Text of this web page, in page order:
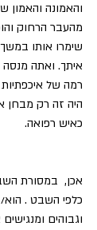
והאמונה והאמון
מהעבר הרחוק
שימרו אותו
איתך. ואתה
רמה של
היה זה רק מבחן
כאיש רפואה.
אכן,  במסורת
כלפי השבט .
וגבוהים